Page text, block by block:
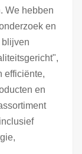
We hebben
en
blijven
efficiënte,
en